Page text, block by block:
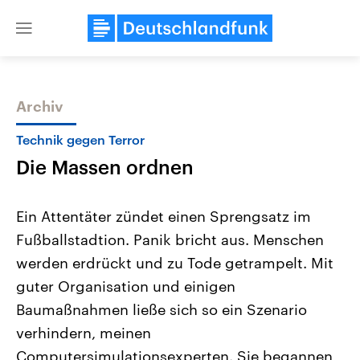
Close
Themen
Landtagswahl Sachsen-Anhalt
2026
Alle Informationen
Sachsen-Anhalt wählt am 6.
September 2026 einen neuen
Landtag. Seit 2021 wird das
Bundesland von einer Koalition aus
Aktuelle Beiträge,
Hintergründe
Wirtschaftlich und
mit großem Einfluss auf
Archiv
Technik gegen Terror
Die Massen ordnen
Ein Attentäter zündet einen Sprengsatz im
Fußballstadtion. Panik bricht aus. Menschen
werden erdrückt und zu Tode getrampelt. Mit
guter Organisation und einigen
Baumaßnahmen ließe sich so ein Szenario
verhindern, meinen
Computersimulationsexperten. Sie begannen